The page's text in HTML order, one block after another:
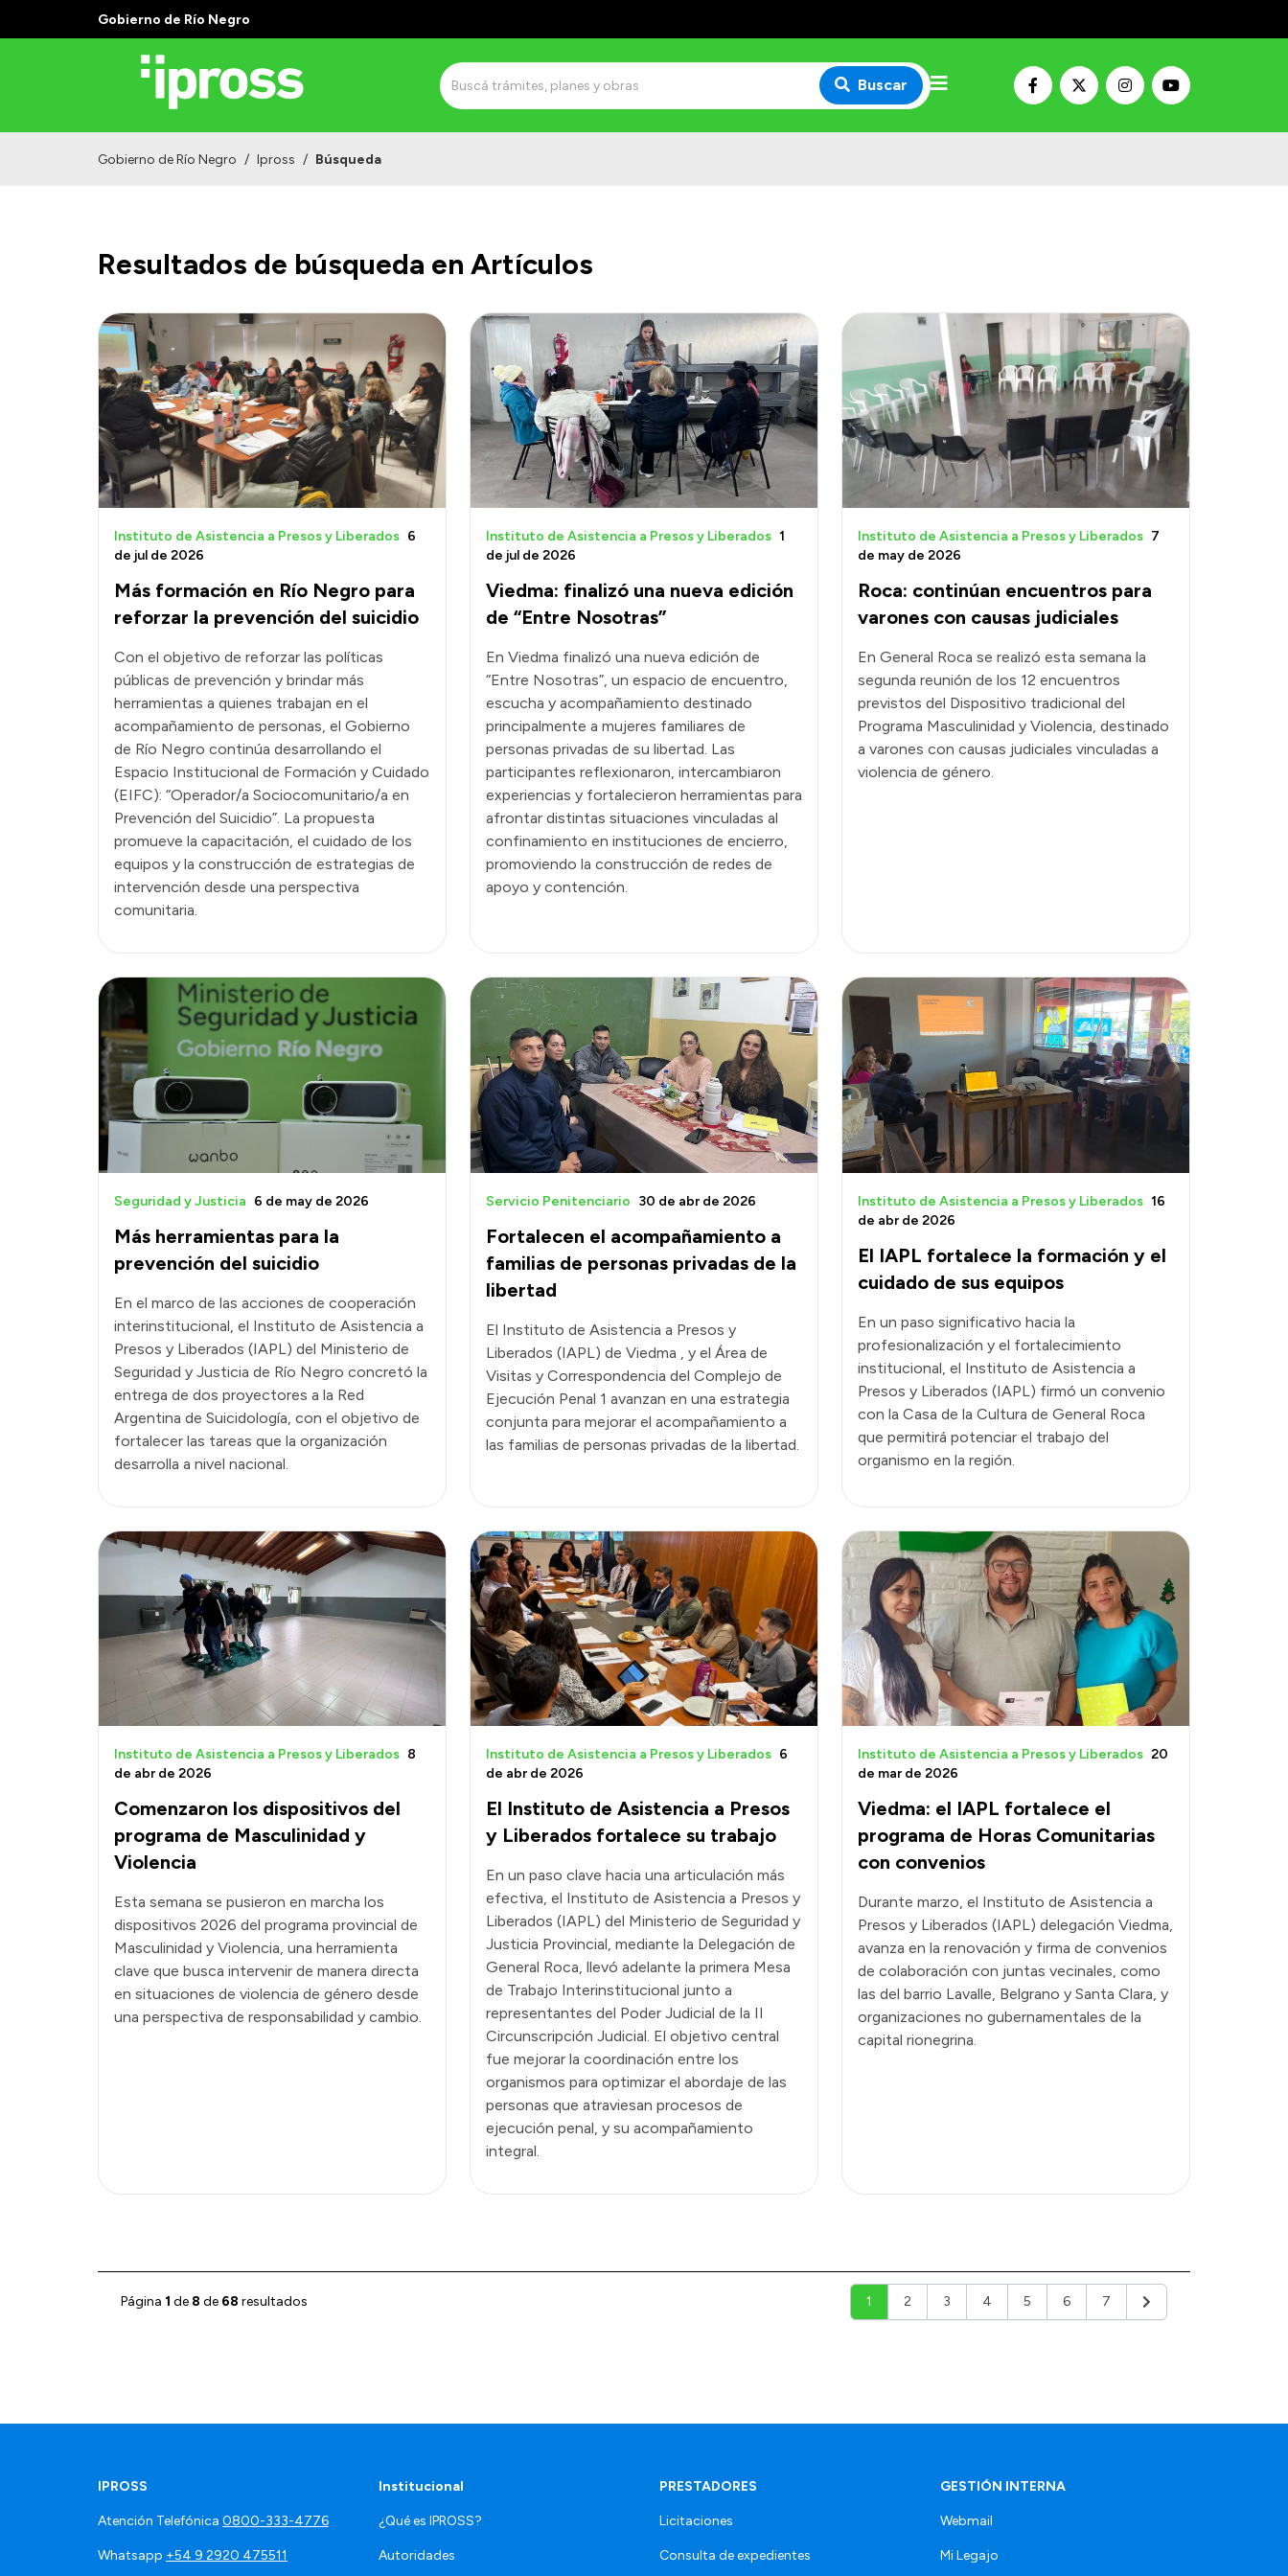
Gobierno de Río Negro
Buscar
Gobierno de Río Negro / Ipross / Búsqueda
Resultados de búsqueda en Artículos
Más formación en Río Negro para
reforzar la prevención del suicidio
Instituto de Asistencia a Presos y Liberados 6
de jul de 2026
Con el objetivo de reforzar las políticas
públicas de prevención y brindar más
herramientas a quienes trabajan en el
acompañamiento de personas, el Gobierno
de Río Negro continúa desarrollando el
Espacio Institucional de Formación y Cuidado
(EIFC): “Operador/a Sociocomunitario/a en
Prevención del Suicidio”. La propuesta
promueve la capacitación, el cuidado de los
equipos y la construcción de estrategias de
intervención desde una perspectiva
comunitaria.
Viedma: finalizó una nueva edición
de “Entre Nosotras”
Instituto de Asistencia a Presos y Liberados 1
de jul de 2026
En Viedma finalizó una nueva edición de
“Entre Nosotras”, un espacio de encuentro,
escucha y acompañamiento destinado
principalmente a mujeres familiares de
personas privadas de su libertad. Las
participantes reflexionaron, intercambiaron
experiencias y fortalecieron herramientas para
afrontar distintas situaciones vinculadas al
confinamiento en instituciones de encierro,
promoviendo la construcción de redes de
apoyo y contención.
Roca: continúan encuentros para
varones con causas judiciales
Instituto de Asistencia a Presos y Liberados 7
de may de 2026
En General Roca se realizó esta semana la
segunda reunión de los 12 encuentros
previstos del Dispositivo tradicional del
Programa Masculinidad y Violencia, destinado
a varones con causas judiciales vinculadas a
violencia de género.
Más herramientas para la
prevención del suicidio
Seguridad y Justicia 6 de may de 2026
En el marco de las acciones de cooperación
interinstitucional, el Instituto de Asistencia a
Presos y Liberados (IAPL) del Ministerio de
Seguridad y Justicia de Río Negro concretó la
entrega de dos proyectores a la Red
Argentina de Suicidología, con el objetivo de
fortalecer las tareas que la organización
desarrolla a nivel nacional.
Fortalecen el acompañamiento a
familias de personas privadas de la
libertad
Servicio Penitenciario 30 de abr de 2026
El Instituto de Asistencia a Presos y
Liberados (IAPL) de Viedma , y el Área de
Visitas y Correspondencia del Complejo de
Ejecución Penal 1 avanzan en una estrategia
conjunta para mejorar el acompañamiento a
las familias de personas privadas de la libertad.
El IAPL fortalece la formación y el
cuidado de sus equipos
Instituto de Asistencia a Presos y Liberados 16
de abr de 2026
En un paso significativo hacia la
profesionalización y el fortalecimiento
institucional, el Instituto de Asistencia a
Presos y Liberados (IAPL) firmó un convenio
con la Casa de la Cultura de General Roca
que permitirá potenciar el trabajo del
organismo en la región.
Comenzaron los dispositivos del
programa de Masculinidad y
Violencia
Instituto de Asistencia a Presos y Liberados 8
de abr de 2026
Esta semana se pusieron en marcha los
dispositivos 2026 del programa provincial de
Masculinidad y Violencia, una herramienta
clave que busca intervenir de manera directa
en situaciones de violencia de género desde
una perspectiva de responsabilidad y cambio.
El Instituto de Asistencia a Presos
y Liberados fortalece su trabajo
Instituto de Asistencia a Presos y Liberados 6
de abr de 2026
En un paso clave hacia una articulación más
efectiva, el Instituto de Asistencia a Presos y
Liberados (IAPL) del Ministerio de Seguridad y
Justicia Provincial, mediante la Delegación de
General Roca, llevó adelante la primera Mesa
de Trabajo Interinstitucional junto a
representantes del Poder Judicial de la II
Circunscripción Judicial. El objetivo central
fue mejorar la coordinación entre los
organismos para optimizar el abordaje de las
personas que atraviesan procesos de
ejecución penal, y su acompañamiento
integral.
Viedma: el IAPL fortalece el
programa de Horas Comunitarias
con convenios
Instituto de Asistencia a Presos y Liberados 20
de mar de 2026
Durante marzo, el Instituto de Asistencia a
Presos y Liberados (IAPL) delegación Viedma,
avanza en la renovación y firma de convenios
de colaboración con juntas vecinales, como
las del barrio Lavalle, Belgrano y Santa Clara, y
organizaciones no gubernamentales de la
capital rionegrina.
Página 1 de 8 de 68 resultados 1 2 3 4 5 6 7 Siguiente
IPROSS
Atención Telefónica 0800-333-4776
Whatsapp +54 9 2920 475511
Institucional
¿Qué es IPROSS?
Autoridades
PRESTADORES
Licitaciones
Consulta de expedientes
GESTIÓN INTERNA
Webmail
Mi Legajo